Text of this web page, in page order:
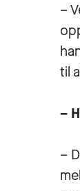
–
til
–
–